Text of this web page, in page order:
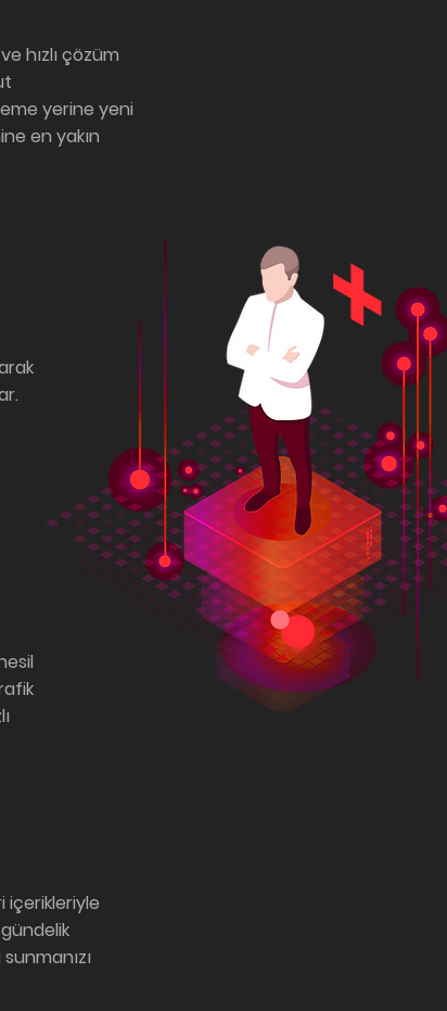
hızlı çözüm
yerine yeni
en yakın
içerikleriyle